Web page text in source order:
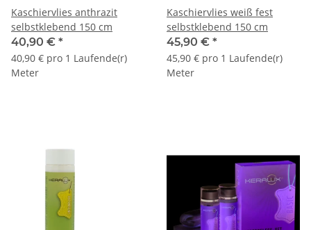
Kaschiervlies anthrazit
selbstklebend 150 cm
40,90 € *
40,90 € pro 1 Laufende(r)
Meter
Kaschiervlies weiß fest
selbstklebend 150 cm
45,90 € *
45,90 € pro 1 Laufende(r)
Meter